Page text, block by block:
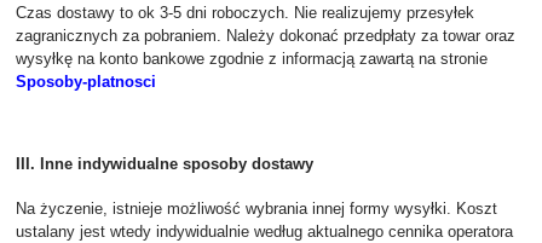
Czas dostawy to ok 3-5 dni roboczych. Nie realizujemy przesyłek
zagranicznych za pobraniem. Należy dokonać przedpłaty za towar oraz
wysyłkę na konto bankowe zgodnie z informacją zawartą na stronie
Sposoby-platnosci
III. Inne indywidualne sposoby dostawy
Na życzenie, istnieje możliwość wybrania innej formy wysyłki. Koszt
ustalany jest wtedy indywidualnie według aktualnego cennika operatora